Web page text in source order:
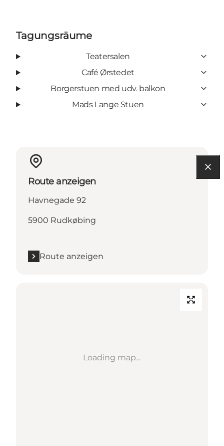
Tagungsräume
Teatersalen
Café Ørstedet
Borgerstuen med udv. balkon
Mads Lange Stuen
Route anzeigen
Havnegade 92
5900 Rudkøbing
Route anzeigen
Loading map...